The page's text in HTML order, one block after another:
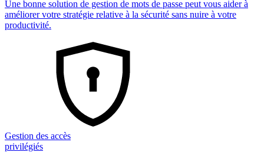
Une bonne solution de gestion de mots de passe peut vous aider à
améliorer votre stratégie relative à la sécurité sans nuire à votre
productivité.
Gestion des accès
privilégiés